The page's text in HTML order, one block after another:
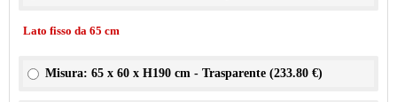
Lato fisso da 65 cm
Misura: 65 x 60 x H190 cm - Trasparente (233.80 €)